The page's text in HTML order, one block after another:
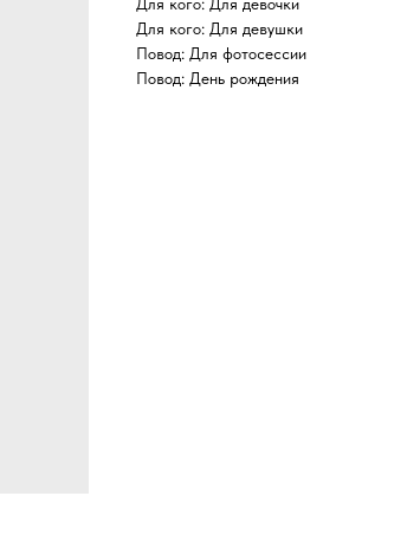
Для кого: Для девочки
Для кого: Для девушки
Повод: Для фотосессии
Повод: День рождения